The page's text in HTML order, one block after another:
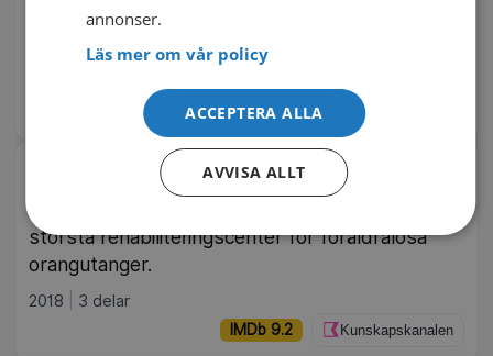
den hårresande historia som är på väg att
avslöjas. Brittisk dokumentärserie från 2025.
IMDb 7.0
Att bli orangutang
största rehabiliteringscenter för föräldralösa
orangutanger.
2018 3 delar
IMDb 9.2 Kunskapskanalen
annonser.
Läs mer om vår policy
ACCEPTERA ALLA
AVVISA ALLT